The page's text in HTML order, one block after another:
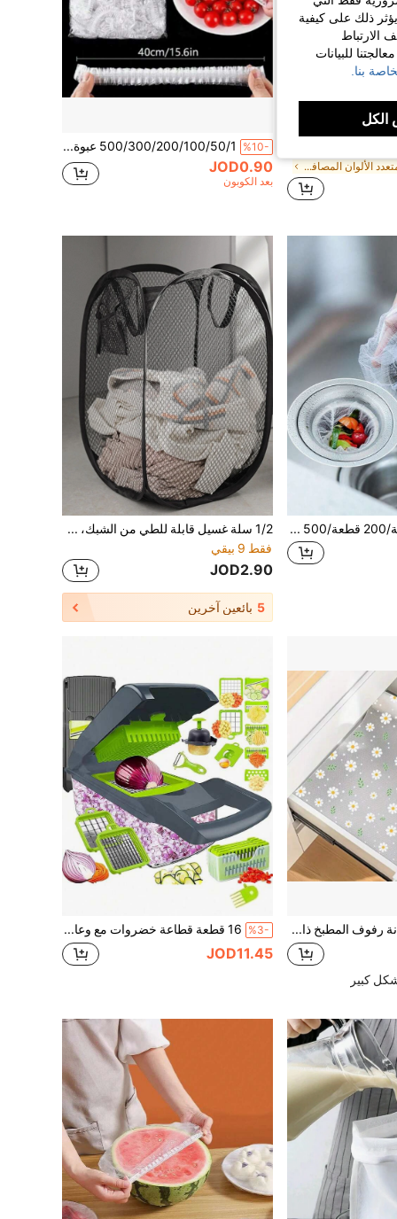
في متعدد الألوان المصافي والمصافي
%10- 500/300/200/100/50/1 عبوة فيلم حفظ الطعام القابل للتخلص منه، غطاء رأس الدش، أكياس انكماش متعددة الأغراض، فيلم حفظ الطعام السميك للمطبخ، غطاء تخزين الطعام في الثلاجة، غطاء مرن قابل للتمدد، 50/1 قطعة
JOD0.90
بعد الكوبون
30 قطعة/100 قطعة/200 قطعة/500 قطعة مصفاة حوض المطبخ، حوض الخضروات والوجه، حوض غسيل الأطباق، رف تصريف شبكي منزلي، شبكة تصريف، فلتر حوض الغسيل، حوض الخضروات، منظف المسبح، شبكة محكمة الإغلاق، أسلوب الجيب، شبكة تصريف الأرضية
1/2 سلة غسيل قابلة للطي من الشبك، سلة تخزين الملابس القذرة، منظم ديكور المنزل للألعاب، للعودة إلى المدرسة
فقط 9 بيقي
JOD2.90
5 بائعين آخرين
1 لفة من بطانة رفوف المطبخ ذات نمط الأقحوان، بطانة درج غير لاصقة، وسادة ثلاجة مانعة للانزلاق، بطانة ثلاجة مقاومة للماء من EVA، بطانة خزانة، وسادة سهلة الاستخدام
كبير
%3- 16 قطعة قطاعة خضروات مع وعاء | مبشرة جبن شرائح سلطة مفرمة ملفوف من الفولاذ المقاوم للصدأ قاطع بطاطس فرنسي مناسب للخضروات والبصل والبطاطس والفواكه ، أدوات طهي يدوية ، لوازم مطبخ للحفلات وأعياد الميلاد والأنشطة الخارجية
JOD11.45
ذلك على كيفية
الارتباط
للبيانات
بنا.